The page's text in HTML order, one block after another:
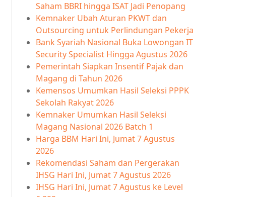
Saham BBRI hingga ISAT Jadi Penopang
Kemnaker Ubah Aturan PKWT dan
Outsourcing untuk Perlindungan Pekerja
Bank Syariah Nasional Buka Lowongan IT
Security Specialist Hingga Agustus 2026
Pemerintah Siapkan Insentif Pajak dan
Magang di Tahun 2026
Kemensos Umumkan Hasil Seleksi PPPK
Sekolah Rakyat 2026
Kemnaker Umumkan Hasil Seleksi
Magang Nasional 2026 Batch 1
Harga BBM Hari Ini, Jumat 7 Agustus
2026
Rekomendasi Saham dan Pergerakan
IHSG Hari Ini, Jumat 7 Agustus 2026
IHSG Hari Ini, Jumat 7 Agustus ke Level